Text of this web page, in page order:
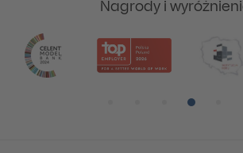
Nagrody i